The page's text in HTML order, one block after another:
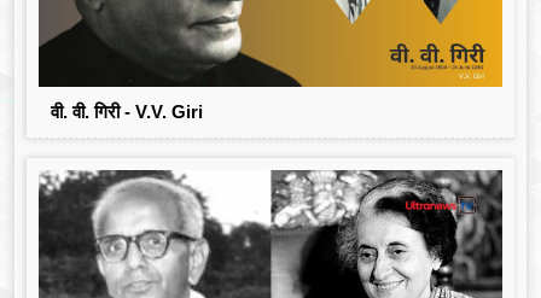
वी. वी. गिरी - V.V. Giri